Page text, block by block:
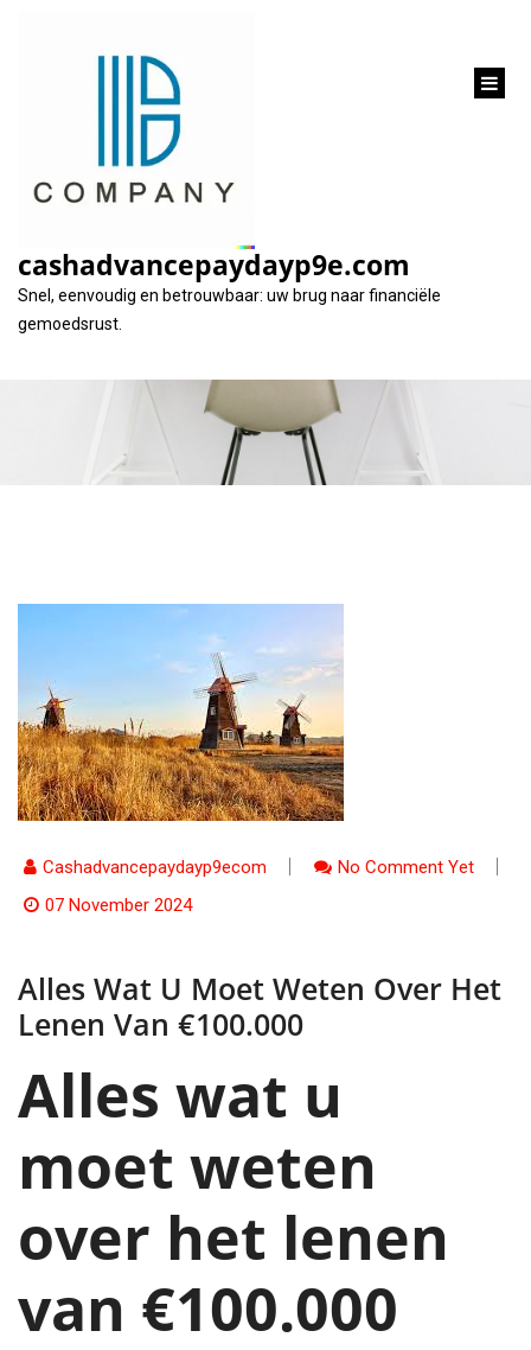
cashadvancepaydayp9e.com
Snel, eenvoudig en betrouwbaar: uw brug naar financiële
gemoedsrust.
Alles wat u moet
weten over het lenen
van €100.000
Cashadvancepaydayp9ecom
No Comment Yet
07 November 2024
Alles Wat U Moet Weten Over Het
Lenen Van €100.000
Alles wat u
moet weten
over het lenen
van €100.000